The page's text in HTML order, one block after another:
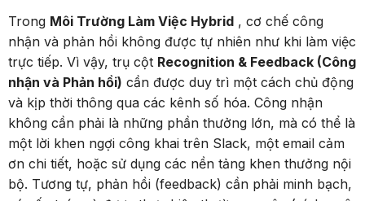
Trong Môi Trường Làm Việc Hybrid , cơ chế công
nhận và phản hồi không được tự nhiên như khi làm việc
trực tiếp. Vì vậy, trụ cột Recognition & Feedback (Công
nhận và Phản hồi) cần được duy trì một cách chủ động
và kịp thời thông qua các kênh số hóa. Công nhận
không cần phải là những phần thưởng lớn, mà có thể là
một lời khen ngợi công khai trên Slack, một email cảm
ơn chi tiết, hoặc sử dụng các nền tảng khen thưởng nội
bộ. Tương tự, phản hồi (feedback) cần phải minh bạch,